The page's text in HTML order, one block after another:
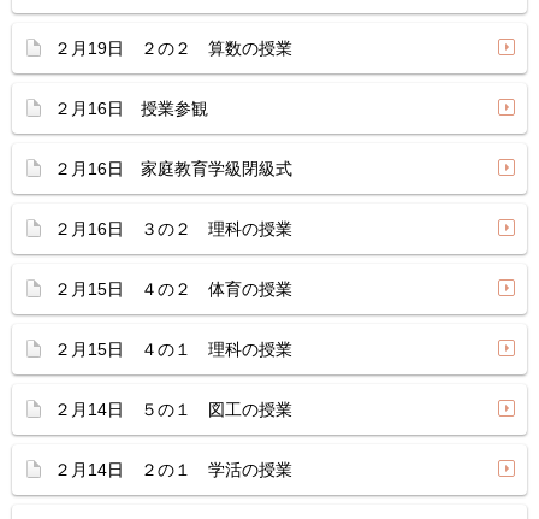
２月19日 ２の２ 算数の授業
２月16日 授業参観
２月16日 家庭教育学級閉級式
２月16日 ３の２ 理科の授業
２月15日 ４の２ 体育の授業
２月15日 ４の１ 理科の授業
２月14日 ５の１ 図工の授業
２月14日 ２の１ 学活の授業